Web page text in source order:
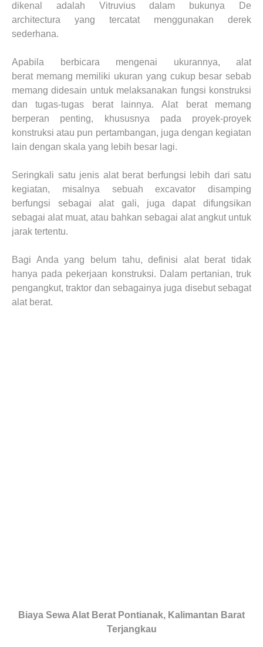
dikenal adalah Vitruvius dalam bukunya De
architectura yang tercatat menggunakan derek
sederhana.
Apabila berbicara mengenai ukurannya, alat
berat memang memiliki ukuran yang cukup besar sebab
memang didesain untuk melaksanakan fungsi konstruksi
dan tugas-tugas berat lainnya.Alat berat memang
berperan penting, khususnya pada proyek-proyek
konstruksi atau pun pertambangan, juga dengan kegiatan
lain dengan skala yang lebih besar lagi.
Seringkali satu jenis alat berat berfungsi lebih dari satu
kegiatan, misalnya sebuah excavator disamping
berfungsi sebagai alat gali, juga dapat difungsikan
sebagai alat muat, atau bahkan sebagai alat angkut untuk
jarak tertentu.
Bagi Anda yang belum tahu, definisi alat berat tidak
hanya pada pekerjaan konstruksi. Dalam pertanian, truk
pengangkut, traktor dan sebagainya juga disebut sebagat
alat berat.
Biaya Sewa Alat Berat Pontianak, Kalimantan Barat
Terjangkau